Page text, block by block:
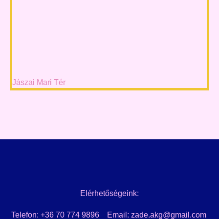
Jászai Mari Tér
Elérhetőségeink:
Telefon: +36 70 774 9896 Email: zade.akg@gmail.com